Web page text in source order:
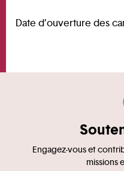
Date d’ouverture des
Engagez-vous et
missions